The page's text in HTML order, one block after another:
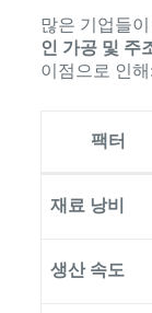
많은 기업들
인 가공 및 주
이점으로 인해:
팩터
재료 낭비
생산 속도